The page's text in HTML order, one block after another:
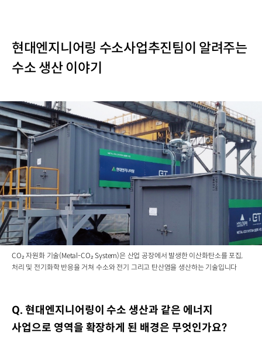
현대엔지니어링 수소사업추진팀이 알려주는
수소 생산 이야기
CO₂ 자원화 기술(Metal-CO₂ System)은 산업 공장에서 발생한 이산화탄소를 포집,
처리 및 전기화학 반응을 거쳐 수소와 전기 그리고 탄산염을 생산하는 기술입니다
Q. 현대엔지니어링이 수소 생산과 같은 에너지
사업으로 영역을 확장하게 된 배경은 무엇인가요?